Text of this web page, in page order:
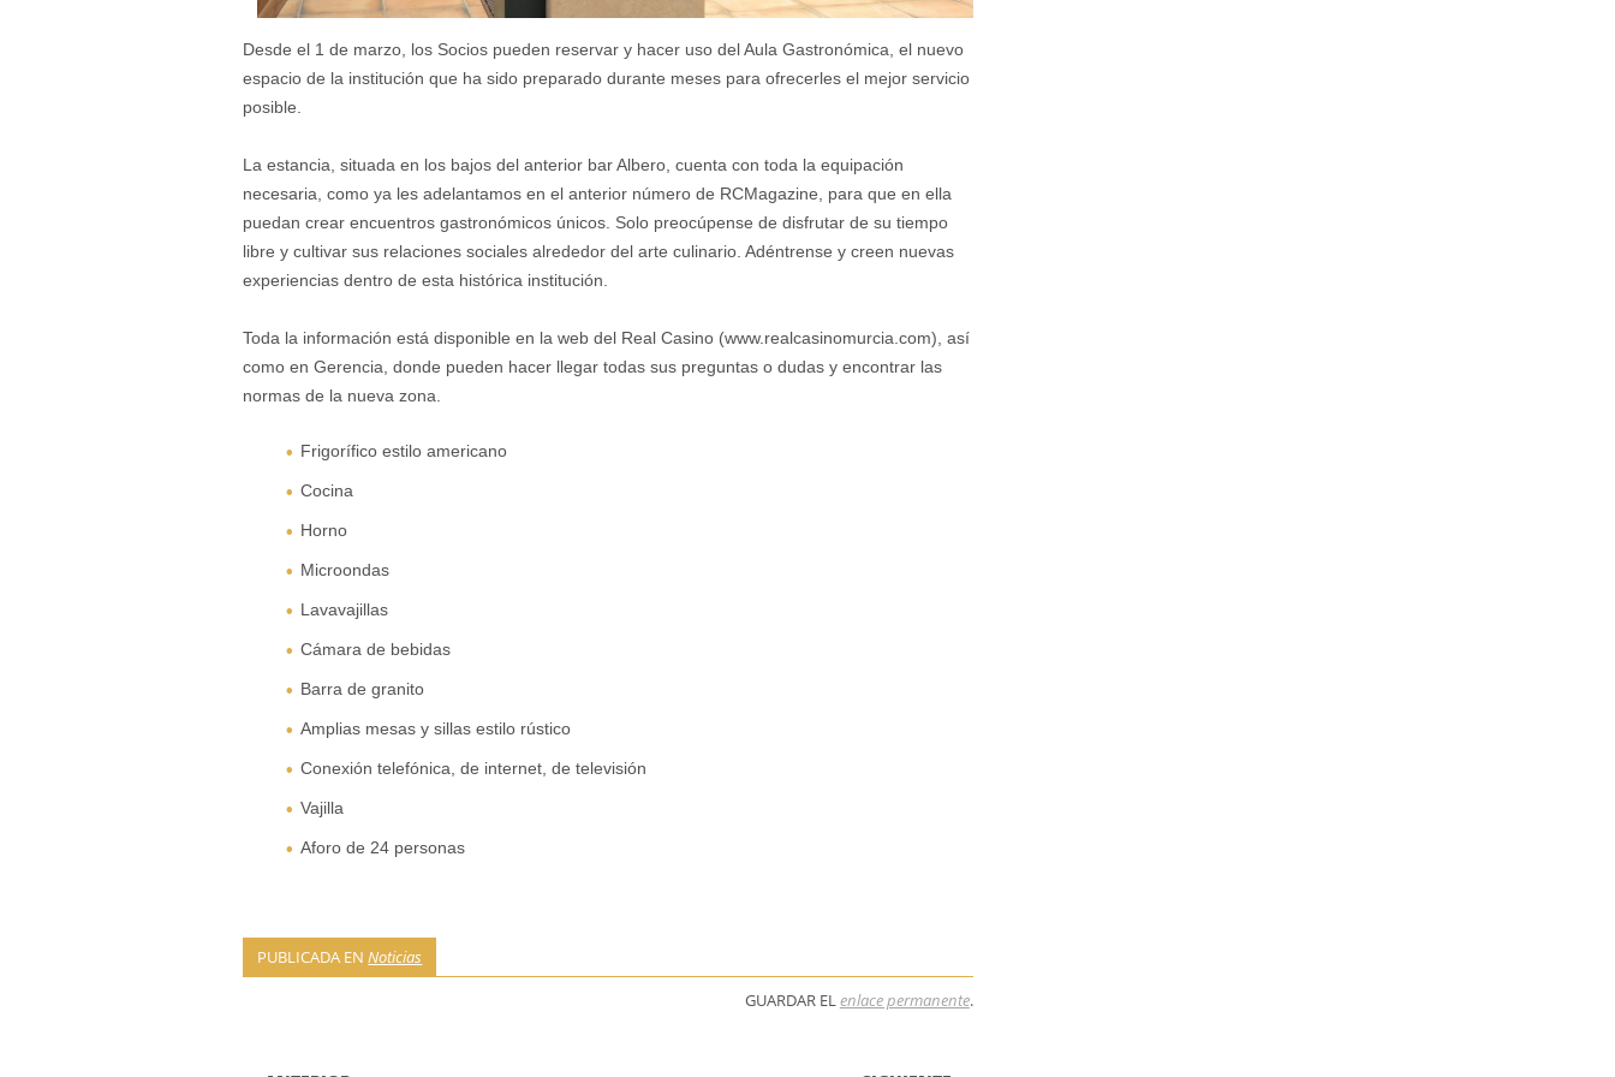
Desde el 1 de marzo, los Socios pueden reservar y hacer uso del Aula Gastronómica, el nuevo
espacio de la institución que ha sido preparado durante meses para ofrecerles el mejor servicio
posible.
La estancia, situada en los bajos del anterior bar Albero, cuenta con toda la equipación
necesaria, como ya les adelantamos en el anterior número de RCMagazine, para que en ella
puedan crear encuentros gastronómicos únicos. Solo preocúpense de disfrutar de su tiempo
libre y cultivar sus relaciones sociales alrededor del arte culinario. Adéntrense y creen nuevas
experiencias dentro de esta histórica institución.
Toda la información está disponible en la web del Real Casino (www.realcasinomurcia.com), así
como en Gerencia, donde pueden hacer llegar todas sus preguntas o dudas y encontrar las
normas de la nueva zona.
Frigorífico estilo americano
Cocina
Horno
Microondas
Lavavajillas
Cámara de bebidas
Barra de granito
Amplias mesas y sillas estilo rústico
Conexión telefónica, de internet, de televisión
Vajilla
Aforo de 24 personas
PUBLICADA ENNoticias
GUARDAR ELenlace permanente.